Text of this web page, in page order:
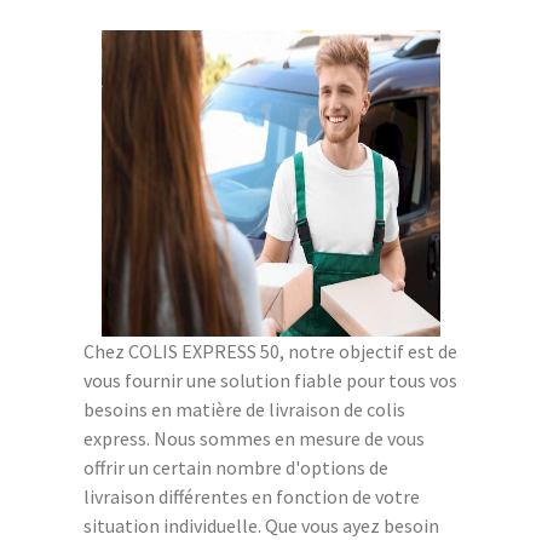
Chez COLIS EXPRESS 50, notre objectif est de
vous fournir une solution fiable pour tous vos
besoins en matière de livraison de colis
express. Nous sommes en mesure de vous
offrir un certain nombre d'options de
livraison différentes en fonction de votre
situation individuelle. Que vous ayez besoin